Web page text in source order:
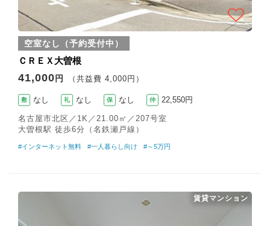
空室なし（予約受付中）
ＣＲＥＸ大曽根
41,000 円 （共益費 4,000円）
敷 なし 礼 なし 保 なし 仲 22,550円
名古屋市北区／1K／21.00㎡／207号室
大曽根駅 徒歩6分（名鉄瀬戸線）
#インターネット無料 #一人暮らし向け #～5万円
賃貸マンション